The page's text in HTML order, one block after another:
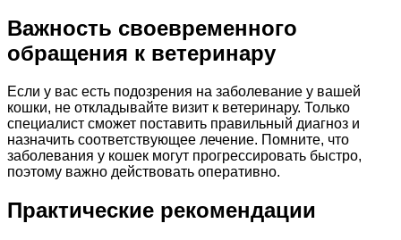
Важность своевременного
обращения к ветеринару
Если у вас есть подозрения на заболевание у вашей
кошки, не откладывайте визит к ветеринару. Только
специалист сможет поставить правильный диагноз и
назначить соответствующее лечение. Помните, что
заболевания у кошек могут прогрессировать быстро,
поэтому важно действовать оперативно.
Практические рекомендации